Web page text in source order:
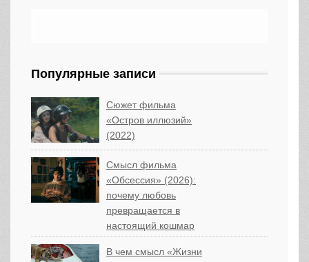
Популярные записи
Сюжет фильма
«Остров иллюзий»
(2022)
Смысл фильма
«Обсессия» (2026):
почему любовь
превращается в
настоящий кошмар
В чем смысл «Жизни